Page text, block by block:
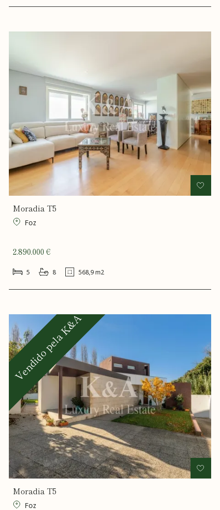
Moradia T5
Foz
2.890.000 €
5 8 568,9 m2
Vendido pela K&A
Moradia T5
Foz